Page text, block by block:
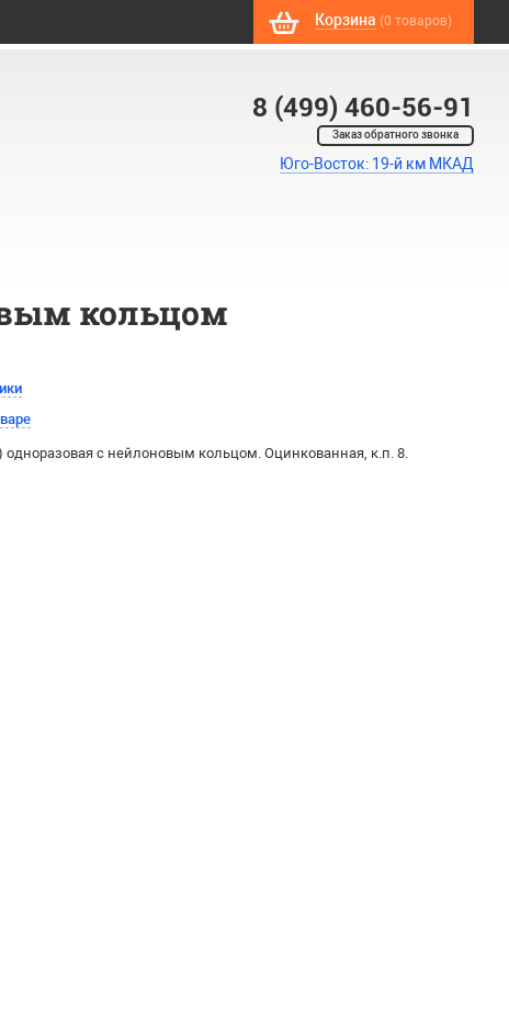
Корзина (0 товаров)
8 (499) 460-56-91
Заказ обратного звонка
Юго-Восток: 19-й км МКАД
кольцом
одноразовая с нейлоновым кольцом. Оцинкованная, к.п. 8.